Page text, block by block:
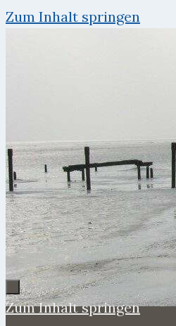
Zum Inhalt springen
Zum Inhalt springen